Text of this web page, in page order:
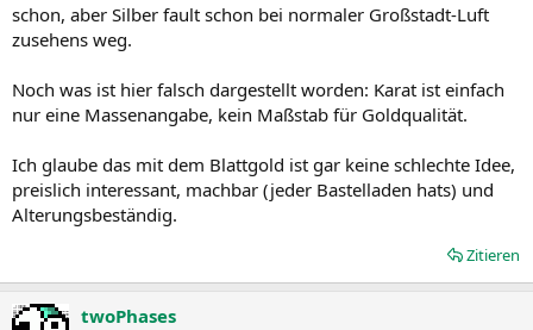
schon, aber Silber fault schon bei normaler Großstadt-Luft
zusehens weg.
Noch was ist hier falsch dargestellt worden: Karat ist einfach
nur eine Massenangabe, kein Maßstab für Goldqualität.
Ich glaube das mit dem Blattgold ist gar keine schlechte Idee,
preislich interessant, machbar (jeder Bastelladen hats) und
Alterungsbeständig.
Zitieren
twoPhases